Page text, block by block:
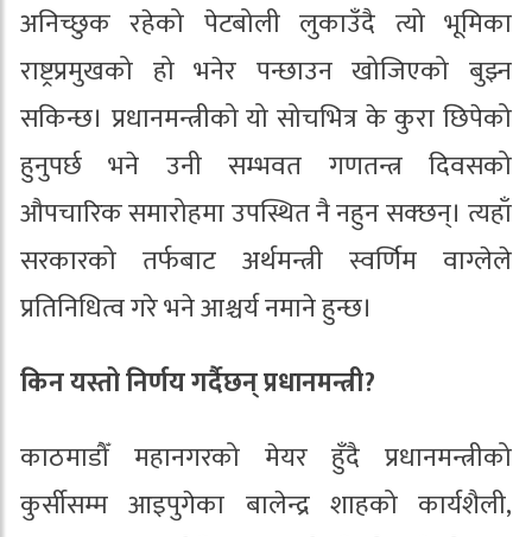
अनिच्छुक रहेको पेटबोली लुकाउँदै त्यो भूमिका
राष्ट्रप्रमुखको हो भनेर पन्छाउन खोजिएको बुझ्न
सकिन्छ। प्रधानमन्त्रीको यो सोचभित्र के कुरा छिपेको
हुनुपर्छ भने उनी सम्भवत गणतन्त्र दिवसको
औपचारिक समारोहमा उपस्थित नै नहुन सक्छन्। त्यहाँ
सरकारको तर्फबाट अर्थमन्त्री स्वर्णिम वाग्लेले
प्रतिनिधित्व गरे भने आश्चर्य नमाने हुन्छ।
किन यस्तो निर्णय गर्दैछन् प्रधानमन्त्री?
काठमाडौँ महानगरको मेयर हुँदै प्रधानमन्त्रीको
कुर्सीसम्म आइपुगेका बालेन्द्र शाहको कार्यशैली,